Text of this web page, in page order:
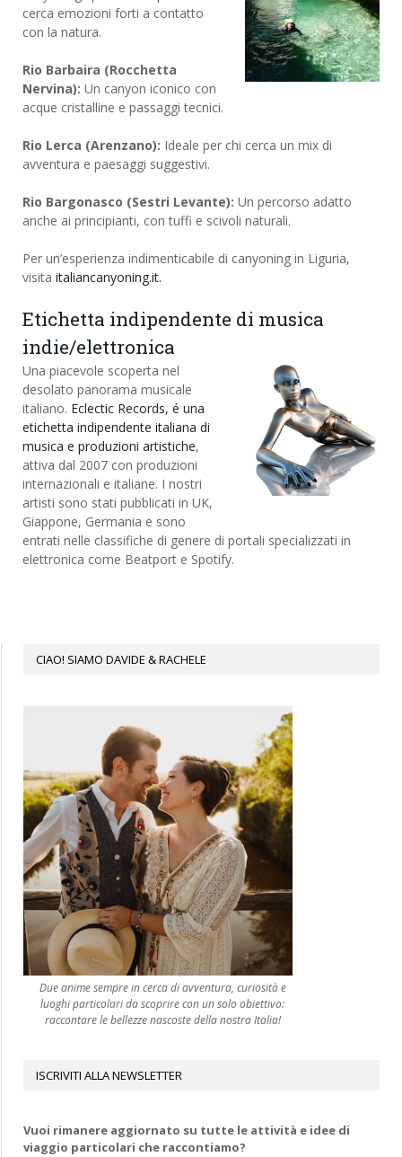
cerca emozioni forti a contatto
con la natura.
Rio Barbaira (Rocchetta
Nervina): Un canyon iconico con
acque cristalline e passaggi tecnici.
Rio Lerca (Arenzano): Ideale per chi cerca un mix di
avventura e paesaggi suggestivi.
Rio Bargonasco (Sestri Levante): Un percorso adatto
anche ai principianti, con tuffi e scivoli naturali.
Per un’esperienza indimenticabile di canyoning in Liguria,
visita italiancanyoning.it.
Etichetta indipendente di musica
indie/elettronica
Una piacevole scoperta nel
desolato panorama musicale
italiano. Eclectic Records, é una
etichetta indipendente italiana di
musica e produzioni artistiche,
attiva dal 2007 con produzioni
internazionali e italiane. I nostri
artisti sono stati pubblicati in UK,
Giappone, Germania e sono
entrati nelle classifiche di genere di portali specializzati in
elettronica come Beatport e Spotify.
CIAO! SIAMO DAVIDE & RACHELE
Due anime sempre in cerca di avventura, curiosità e
luoghi particolari da scoprire con un solo obiettivo:
raccontare le bellezze nascoste della nostra Italia!
ISCRIVITI ALLA NEWSLETTER
Vuoi rimanere aggiornato su tutte le attività e idee di
viaggio particolari che raccontiamo?